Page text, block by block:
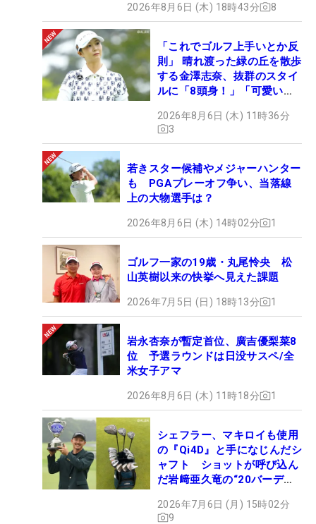
2026年8月6日 (木) 18時43分 8
「これでゴルフ上手いとか反
則」 晴れ渡った緑の丘を散歩
する金澤志奈、抜群のスタイ
ルに「8頭身！」「可愛いに
2026年8月6日 (木) 11時36分
3
若きスター候補やメジャーハンター
も PGAプレーオフ争い、当落線
上の大物選手は？
2026年8月6日 (木) 14時02分 1
ゴルフ一家の19歳・丸尾怜央 松
山英樹以来の快挙へ見えた課題
2026年7月5日 (日) 18時13分 1
岩永杏奈が暫定首位、廣吉優梨菜8
位 予選ラウンドは日没サスペ/全
米女子アマ
2026年8月6日 (木) 11時18分 1
シェフラー、マキロイも使用
の『Qi4D』と手になじんだシ
ャフト ショットが呼び込ん
だ岩﨑亜久竜の“20バーデ
2026年7月6日 (月) 15時02分
9